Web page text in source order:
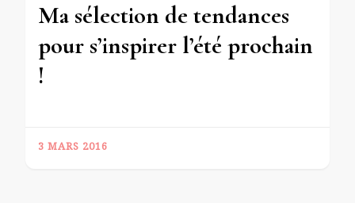
Ma sélection de tendances
pour s’inspirer l’été prochain
!
3 MARS 2016